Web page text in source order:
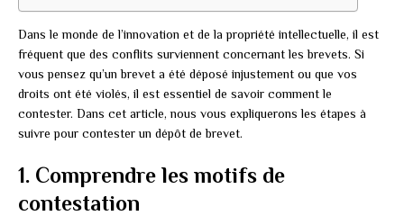
Dans le monde de l’innovation et de la propriété intellectuelle, il est
fréquent que des conflits surviennent concernant les brevets. Si
vous pensez qu’un brevet a été déposé injustement ou que vos
droits ont été violés, il est essentiel de savoir comment le
contester. Dans cet article, nous vous expliquerons les étapes à
suivre pour contester un dépôt de brevet.
1. Comprendre les motifs de
contestation